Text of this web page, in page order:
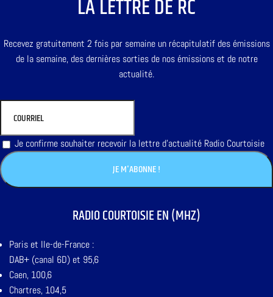
LA LETTRE DE RC
Recevez gratuitement 2 fois par semaine un récapitulatif des émissions
de la semaine, des dernières sorties de nos émissions et de notre
actualité.
Je confirme souhaiter recevoir la lettre d'actualité Radio Courtoisie
RADIO COURTOISIE EN (MHZ)
Paris et Ile-de-France :
DAB+ (canal 6D) et 95,6
Caen, 100,6
Chartres, 104,5